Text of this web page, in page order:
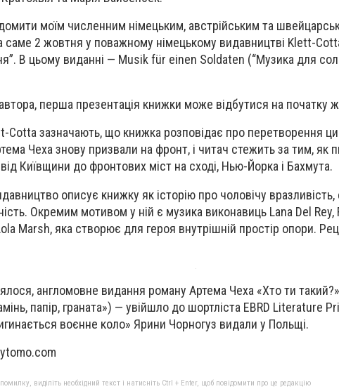
моїм численним німецьким, австрійським та
саме 2 жовтня у поважному німецькому видавництві Klett-
В цьому виданні — Musik für einen Soldaten (“Музика для
перша презентація книжки може відбутися на початку
Cotta зазначають, що книжка розповідає про перетворення
Чеха знову призвали на фронт, і читач стежить за тим, як
Київщини до фронтових міст на сході, Нью-Йорка і Бахмута.
описує книжку як історію про чоловічу вразливість,
Окремим мотивом у ній є музика виконавиць Lana Del
Marsh, яка створює для героя внутрішній простір опори.
англомовне видання роману Артема Чеха «Хто ти
папір, граната») — увійшло до шортліста EBRD Literature
воєнне коло» Ярини Чорногуз видали у Польщі.
виділіть необхідний текст і натисніть Ctrl + Enter, щоб повідомити про це редакцію